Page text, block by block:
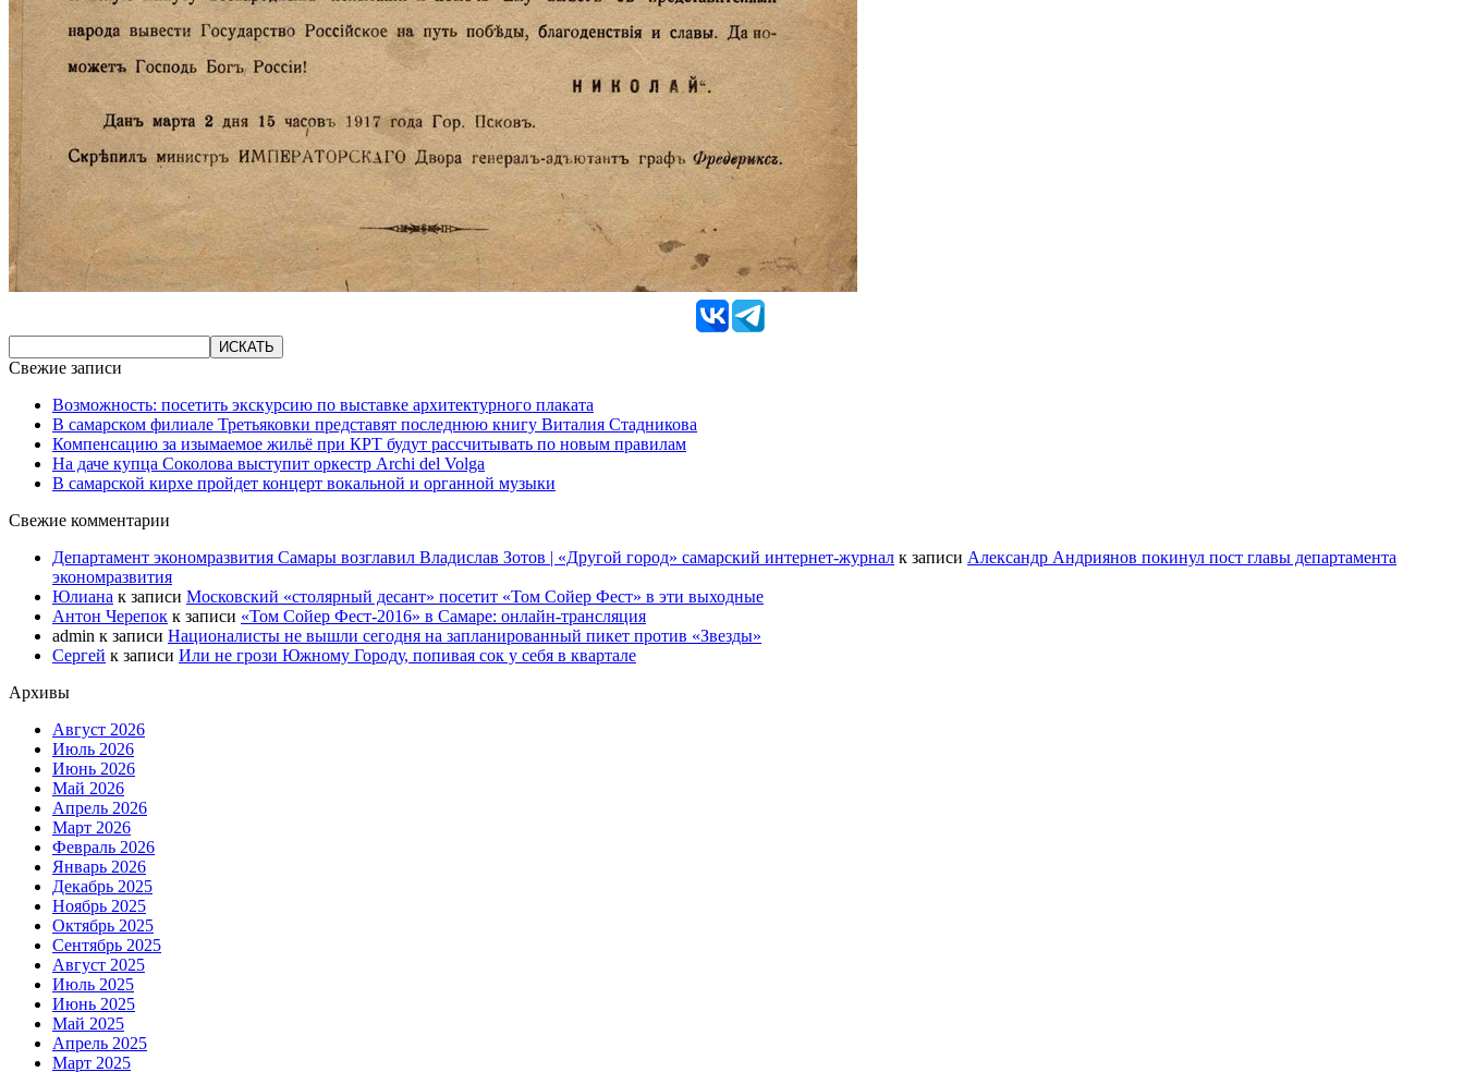
Свежие записи
Возможность: посетить экскурсию по выставке архитектурного плаката
В самарском филиале Третьяковки представят последнюю книгу Виталия Стадникова
Компенсацию за изымаемое жильё при КРТ будут рассчитывать по новым правилам
На даче купца Соколова выступит оркестр Archi del Volga
В самарской кирхе пройдет концерт вокальной и органной музыки
Свежие комментарии
Департамент экономразвития Самары возглавил Владислав Зотов | «Другой город» самарский интернет-журнал к записи Александр Андриянов покинул пост главы департамента
экономразвития
Юлиана к записи Московский «столярный десант» посетит «Том Сойер Фест» в эти выходные
Антон Черепок к записи «Том Сойер Фест-2016» в Самаре: онлайн-трансляция
admin к записи Националисты не вышли сегодня на запланированный пикет против «Звезды»
Сергей к записи Или не грози Южному Городу, попивая сок у себя в квартале
Архивы
Август 2026
Июль 2026
Июнь 2026
Май 2026
Апрель 2026
Март 2026
Февраль 2026
Январь 2026
Декабрь 2025
Ноябрь 2025
Октябрь 2025
Сентябрь 2025
Август 2025
Июль 2025
Июнь 2025
Май 2025
Апрель 2025
Март 2025